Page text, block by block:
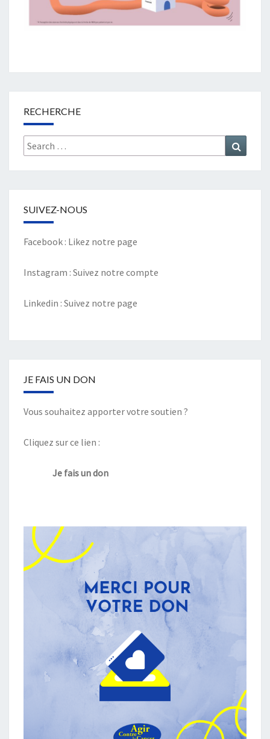
RECHERCHE
Search
for:
SUIVEZ-NOUS
Facebook : Likez notre page
Instagram : Suivez notre compte
Linkedin : Suivez notre page
JE FAIS UN DON
Vous souhaitez apporter votre soutien ?
Cliquez sur ce lien :
Je fais un don